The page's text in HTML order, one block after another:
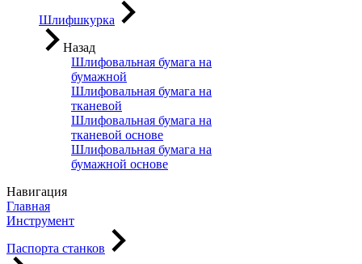
Шлифшкурка
Назад
Шлифовальная бумага на
бумажной
Шлифовальная бумага на
тканевой
Шлифовальная бумага на
тканевой основе
Шлифовальная бумага на
бумажной основе
Навигация
Главная
Инструмент
Паспорта станков